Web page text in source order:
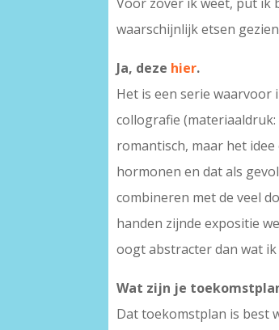
waarschijnlijk etsen
Ja, deze hier.
Het is een serie
collografie
romantisch, maar het
hormonen en dat als
combineren met de veel
handen zijnde expositie
oogt abstracter dan wat
Wat zijn je
Dat toekomstplan is best